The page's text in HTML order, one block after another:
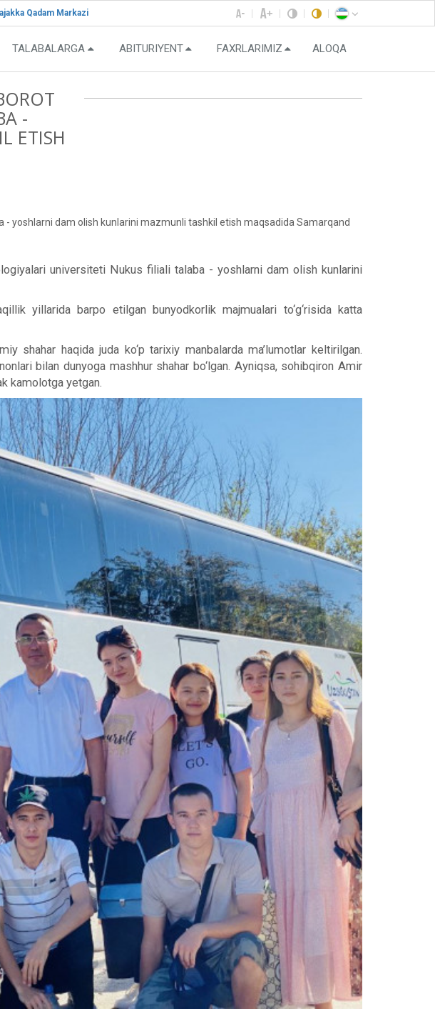
Qadam Markazi
TALABALARGA ABITURIYENT FAXRLARIMIZ ALOQA
-
ETISH
yoshlarni dam olish kunlarini mazmunli tashkil etish maqsadida Samarqand
universiteti Nukus filiali talaba - yoshlarni dam olish kunlarini
yillarida barpo etilgan bunyodkorlik majmualari to‘g‘risida katta
shahar haqida juda ko‘p tarixiy manbalarda ma’lumotlar keltirilgan.
bilan dunyoga mashhur shahar bo‘lgan. Ayniqsa, sohibqiron Amir
kamolotga yetgan.